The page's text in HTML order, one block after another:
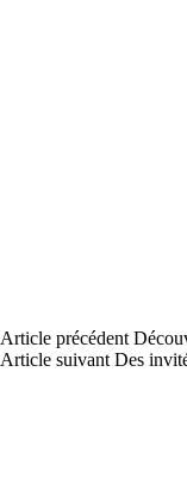
Article précédent
Article suivant Des